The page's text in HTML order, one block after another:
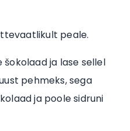
peale.
šokolaad ja lase sellel
pehmeks, sega
ja poole sidruni